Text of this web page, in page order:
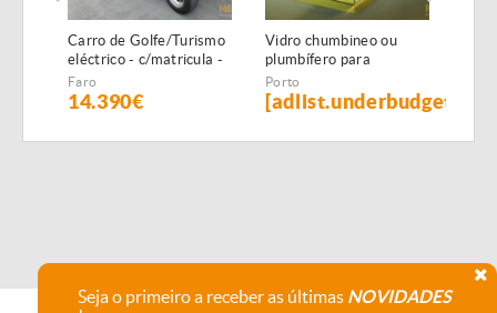
Carro de Golfe/Turismo
eléctrico - c/matricula -
6 PAX - NOVO
Faro
14.390€
Vidro chumbineo ou
plumbífero para
proteçao radiologica
Porto
[adlist.underbudget]
Seja o primeiro a receber as últimas NOVIDADES